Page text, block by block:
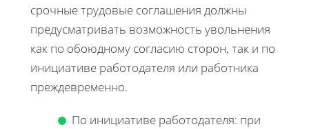
срочные трудовые соглашения должны
предусматривать возможность увольнения
как по обоюдному согласию сторон, так и по
инициативе работодателя или работника
преждевременно.
По инициативе работодателя: при